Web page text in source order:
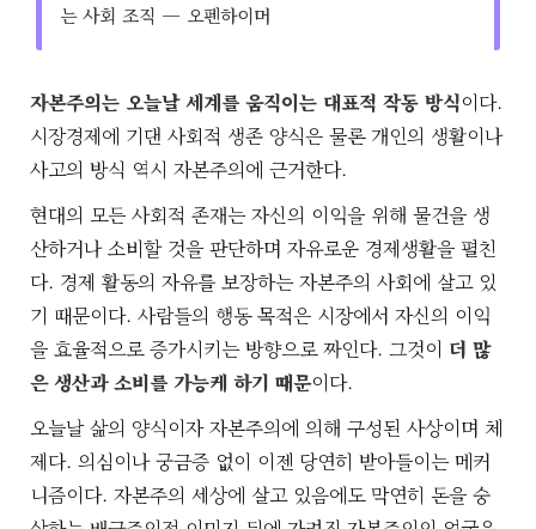
는 사회 조직 — 오펜하이머
자본주의는 오늘날 세계를 움직이는 대표적 작동 방식이다.
시장경제에 기댄 사회적 생존 양식은 물론 개인의 생활이나
사고의 방식 역시 자본주의에 근거한다.
현대의 모든 사회적 존재는 자신의 이익을 위해 물건을 생
산하거나 소비할 것을 판단하며 자유로운 경제생활을 펼친
다. 경제 활동의 자유를 보장하는 자본주의 사회에 살고 있
기 때문이다. 사람들의 행동 목적은 시장에서 자신의 이익
을 효율적으로 증가시키는 방향으로 짜인다. 그것이 더 많
은 생산과 소비를 가능케 하기 때문이다.
오늘날 삶의 양식이자 자본주의에 의해 구성된 사상이며 체
제다. 의심이나 궁금증 없이 이젠 당연히 받아들이는 메커
니즘이다. 자본주의 세상에 살고 있음에도 막연히 돈을 숭